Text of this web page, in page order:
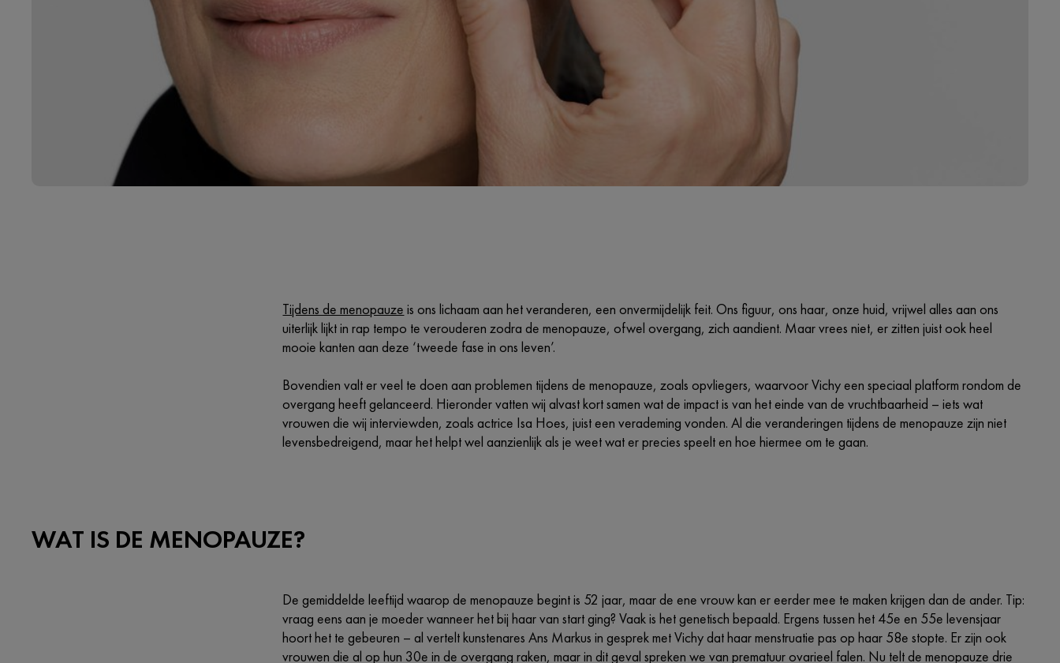
Tijdens de menopauze is ons lichaam aan het veranderen, een onvermijdelijk feit. Ons figuur, ons haar, onze huid, vrijwel alles aan ons
uiterlijk lijkt in rap tempo te verouderen zodra de menopauze, ofwel overgang, zich aandient. Maar vrees niet, er zitten juist ook heel
mooie kanten aan deze ‘tweede fase in ons leven’.
Bovendien valt er veel te doen aan problemen tijdens de menopauze, zoals opvliegers, waarvoor Vichy een speciaal platform rondom de
overgang heeft gelanceerd. Hieronder vatten wij alvast kort samen wat de impact is van het einde van de vruchtbaarheid – iets wat
vrouwen die wij interviewden, zoals actrice Isa Hoes, juist een verademing vonden. Al die veranderingen tijdens de menopauze zijn niet
levensbedreigend, maar het helpt wel aanzienlijk als je weet wat er precies speelt en hoe hiermee om te gaan.
WAT IS DE MENOPAUZE?
De gemiddelde leeftijd waarop de menopauze begint is 52 jaar, maar de ene vrouw kan er eerder mee te maken krijgen dan de ander. Tip:
vraag eens aan je moeder wanneer het bij haar van start ging? Vaak is het genetisch bepaald. Ergens tussen het 45e en 55e levensjaar
hoort het te gebeuren – al vertelt kunstenares Ans Markus in gesprek met Vichy dat haar menstruatie pas op haar 58e stopte. Er zijn ook
vrouwen die al op hun 30e in de overgang raken, maar in dit geval spreken we van prematuur ovarieel falen. Nu telt de menopauze drie